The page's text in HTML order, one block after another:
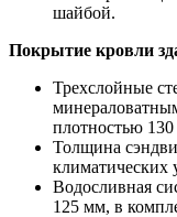
шайбой.
Покрытие кровли
Трехслойные
плотностью 130
Толщина
климатических
Водосливная
125 мм, в